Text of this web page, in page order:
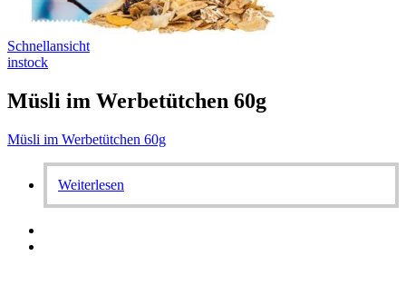
Schnellansicht
instock
Müsli im Werbetütchen 60g
Müsli im Werbetütchen 60g
Weiterlesen